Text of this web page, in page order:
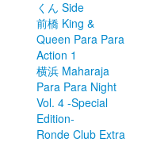
くん Side
前橋 King &
Queen Para Para
Action 1
横浜 Maharaja
Para Para Night
Vol. 4 -Special
Edition-
Ronde Club Extra